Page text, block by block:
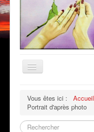
Basculer
la
Bio de l'artiste
Galeries
Vous êtes ici : Accueil
Portrait d'après photo
Rechercher